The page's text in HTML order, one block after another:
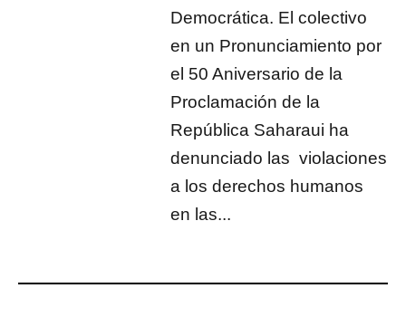
Democrática. El colectivo
en un Pronunciamiento por
el 50 Aniversario de la
Proclamación de la
República Saharaui ha
denunciado las violaciones
a los derechos humanos
en las...